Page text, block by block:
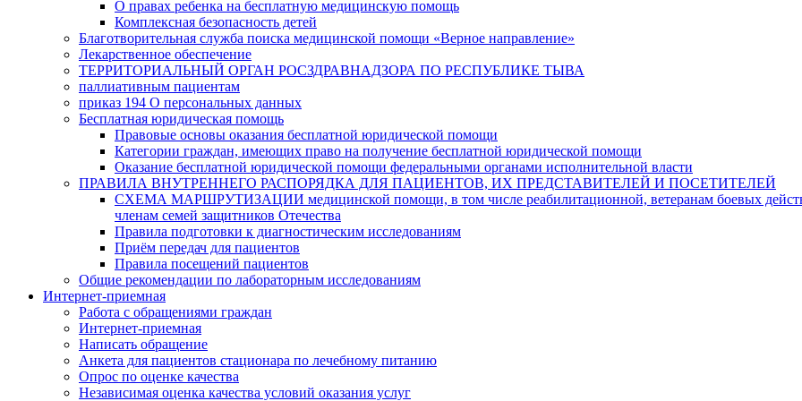
О правах ребенка на бесплатную медицинскую помощь
Комплексная безопасность детей
Благотворительная служба поиска медицинской помощи «Верное направление»
Лекарственное обеспечение
ТЕРРИТОРИАЛЬНЫЙ ОРГАН РОСЗДРАВНАДЗОРА ПО РЕСПУБЛИКЕ ТЫВА
паллиативным пациентам
приказ 194 О персональных данных
Бесплатная юридическая помощь
Правовые основы оказания бесплатной юридической помощи
Категории граждан, имеющих право на получение бесплатной юридической помощи
Оказание бесплатной юридической помощи федеральными органами исполнительной власти
ПРАВИЛА ВНУТРЕННЕГО РАСПОРЯДКА ДЛЯ ПАЦИЕНТОВ, ИХ ПРЕДСТАВИТЕЛЕЙ И ПОСЕТИТЕЛЕЙ
СХЕМА МАРШРУТИЗАЦИИ медицинской помощи, в том числе реабилитационной, ветеранам боевых
членам семей защитников Отечества
Правила подготовки к диагностическим исследованиям
Приём передач для пациентов
Правила посещений пациентов
Общие рекомендации по лабораторным исследованиям
Интернет-приемная
Работа с обращениями граждан
Интернет-приемная
Написать обращение
Анкета для пациентов стационара по лечебному питанию
Опрос по оценке качества
Независимая оценка качества условий оказания услуг